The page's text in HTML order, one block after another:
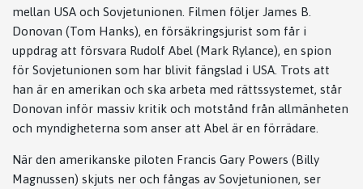
mellan USA och Sovjetunionen. Filmen följer James B.
Donovan (Tom Hanks), en försäkringsjurist som får i
uppdrag att försvara Rudolf Abel (Mark Rylance), en spion
för Sovjetunionen som har blivit fängslad i USA. Trots att
han är en amerikan och ska arbeta med rättssystemet, står
Donovan inför massiv kritik och motstånd från allmänheten
och myndigheterna som anser att Abel är en förrädare.
När den amerikanske piloten Francis Gary Powers (Billy
Magnussen) skjuts ner och fångas av Sovjetunionen, ser